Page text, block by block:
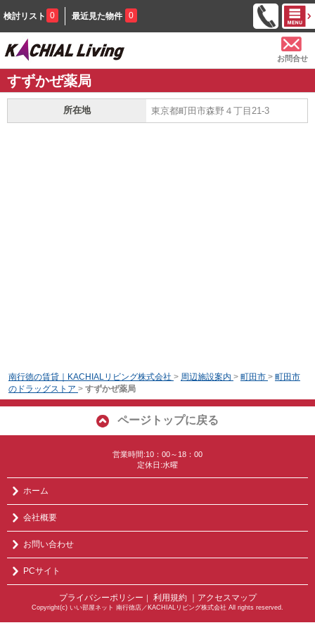
検討リスト 0 最近見た物件 0
お問合せ
すずかぜ薬局
所在地 東京都町田市森野４丁目21-3
南行徳の賃貸｜KACHIALリビング株式会社 > 周辺施設案内 > 町田市 > 町田市
のドラッグストア > すずかぜ薬局
ページトップに戻る
営業時間:10：00～18：00
定休日:水曜
ホーム
会社概要
お問い合わせ
PCサイト
プライバシーポリシー ｜ 利用規約 ｜アクセスマップ
Copyright(c) いい部屋ネット 南行徳店／KACHIALリビング株式会社 All rights reserved.